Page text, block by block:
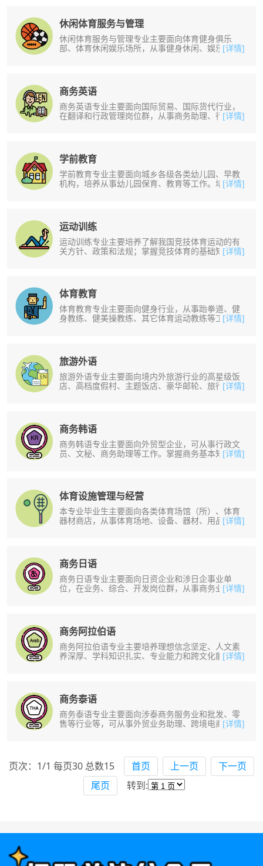
休闲体育服务与管理
休闲体育服务与管理专业主要面向体育健身俱乐
部、体育休闲娱乐场所，从事健身休闲、娱乐活动
[详情]
商务英语
商务英语专业主要面向国际贸易、国际货代行业，
在翻译和行政管理岗位群，从事商务助理、行政助
[详情]
学前教育
学前教育专业主要面向城乡各级各类幼儿园、早教
机构，培养从事幼儿园保育、教育等工作。培养掌
[详情]
运动训练
运动训练专业主要培养了解我国竞技体育运动的有
关方针、政策和法规；掌握竞技体育的基础知识和
[详情]
体育教育
体育教育专业主要面向健身行业，从事跆拳道、健
身教练、健美操教练、其它体育运动教练等工作。
[详情]
旅游外语
旅游外语专业主要面向境内外旅游行业的高星级饭
店、高档度假村、主题饭店、豪华邮轮、旅行社、
[详情]
商务韩语
商务韩语专业主要面向外贸型企业，可从事行政文
员、文秘、商务助理等工作。掌握商务基本知识和
[详情]
体育设施管理与经营
本专业毕业生主要面向各类体育场馆（所）、体育
器材商店，从事体育场地、设备、器材、用品的维
[详情]
商务日语
商务日语专业主要面向日资企业和涉日企事业单
位，在业务、综合、开发岗位群，从事商务业务、
[详情]
商务阿拉伯语
商务阿拉伯语专业主要培养理想信念坚定、人文素
养深厚、学科知识扎实、专业能力和跨文化能力[详情]
商务泰语
商务泰语专业主要面向涉泰商务服务业和批发、零
售等行业等，可从事外贸业务助理、跨境电商泰语
[详情]
页次：1/1 每页30 总数15 首页 上一页
下一页
尾页
转到: